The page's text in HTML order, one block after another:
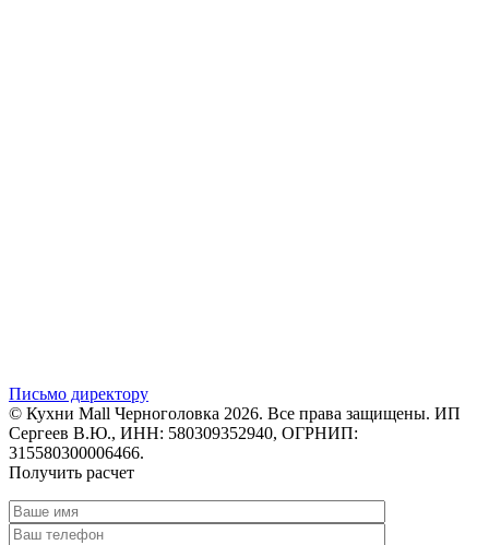
Письмо директору
© Кухни Mall Черноголовка 2026. Все права защищены. ИП
Сергеев В.Ю., ИНН: 580309352940, ОГРНИП:
315580300006466.
Получить расчет